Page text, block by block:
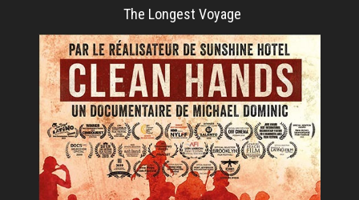
The Longest Voyage